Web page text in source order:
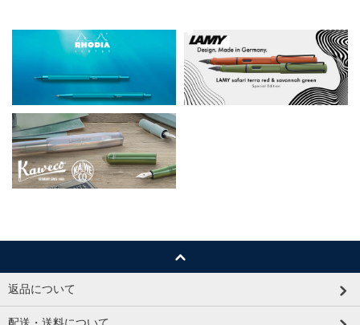
返品について